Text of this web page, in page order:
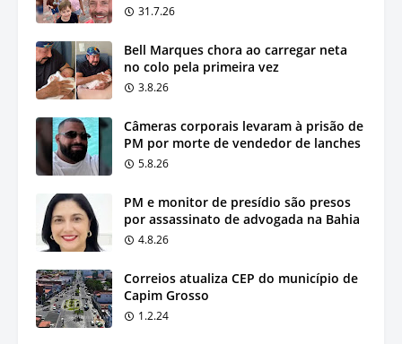
31.7.26
Bell Marques chora ao carregar neta
no colo pela primeira vez
3.8.26
Câmeras corporais levaram à prisão de
PM por morte de vendedor de lanches
5.8.26
PM e monitor de presídio são presos
por assassinato de advogada na Bahia
4.8.26
Correios atualiza CEP do município de
Capim Grosso
1.2.24